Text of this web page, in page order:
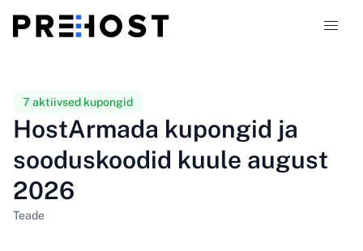
Võrdlused
Kupongid
7 aktiivsed kupongid
HostArmada kupongid ja
sooduskoodid kuule august
2026
Teade